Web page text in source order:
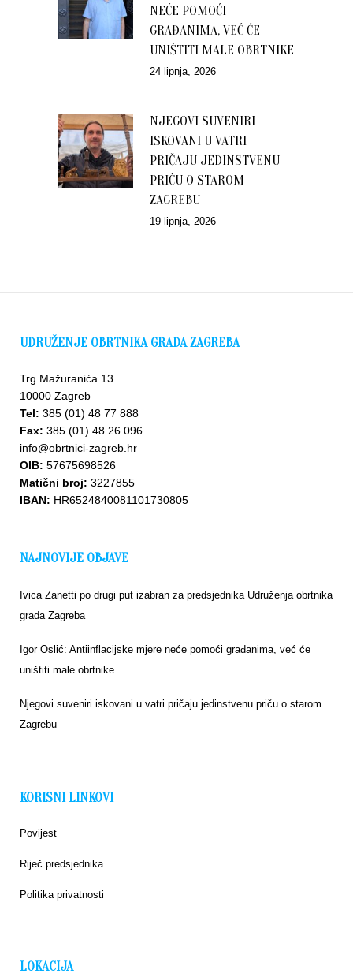
NEĆE POMOĆI
GRAĐANIMA, VEĆ ĆE
UNIŠTITI MALE OBRTNIKE
24 lipnja, 2026
NJEGOVI SUVENIRI
ISKOVANI U VATRI
PRIČAJU JEDINSTVENU
PRIČU O STAROM
ZAGREBU
19 lipnja, 2026
UDRUŽENJE OBRTNIKA GRADA ZAGREBA
Trg Mažuranića 13
10000 Zagreb
Tel: 385 (01) 48 77 888
Fax: 385 (01) 48 26 096
info@obrtnici-zagreb.hr
OIB: 57675698526
Matični broj: 3227855
IBAN: HR6524840081101730805
NAJNOVIJE OBJAVE
Ivica Zanetti po drugi put izabran za predsjednika Udruženja obrtnika
grada Zagreba
Igor Oslić: Antiinflacijske mjere neće pomoći građanima, već će
uništiti male obrtnike
Njegovi suveniri iskovani u vatri pričaju jedinstvenu priču o starom
Zagrebu
KORISNI LINKOVI
Povijest
Riječ predsjednika
Politika privatnosti
LOKACIJA